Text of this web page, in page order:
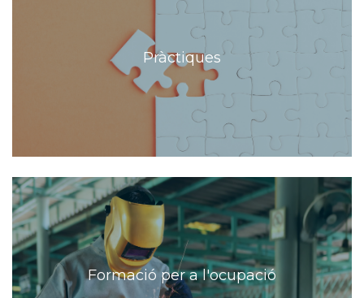
Pràctiques
Formació per a l'ocupació